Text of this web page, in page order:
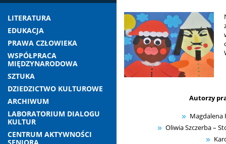
LITERATURA
EDUKACJA
PRAWA CZŁOWIEKA
WSPÓŁPRACA
MIĘDZYNARODOWA
SZTUKA
DZIEDZICTWO KULTUROWE
ARCHIWUM
LABORATORIUM DIALOGU
KULTUR
CENTRUM AKTYWNOŚCI
Autorzy
Magdalena
Oliwia Szczerba –